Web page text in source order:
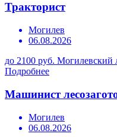
Тракторист
Могилев
06.08.2026
до 2100 руб. Могилевский
Подробнее
Машинист
Могилев
06.08.2026